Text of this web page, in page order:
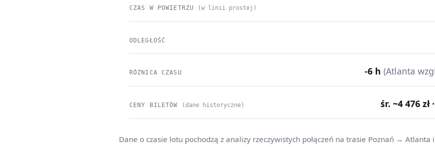
CZAS W POWIETRZU (w linii prostej)
ODLEGŁOŚĆ
RÓŻNICA CZASU -6 h (Atlanta
CENY BILETÓW (dane historyczne) śr. ~4 476 zł
Dane o czasie lotu pochodzą z analizy rzeczywistych połączeń na trasie Poznań →